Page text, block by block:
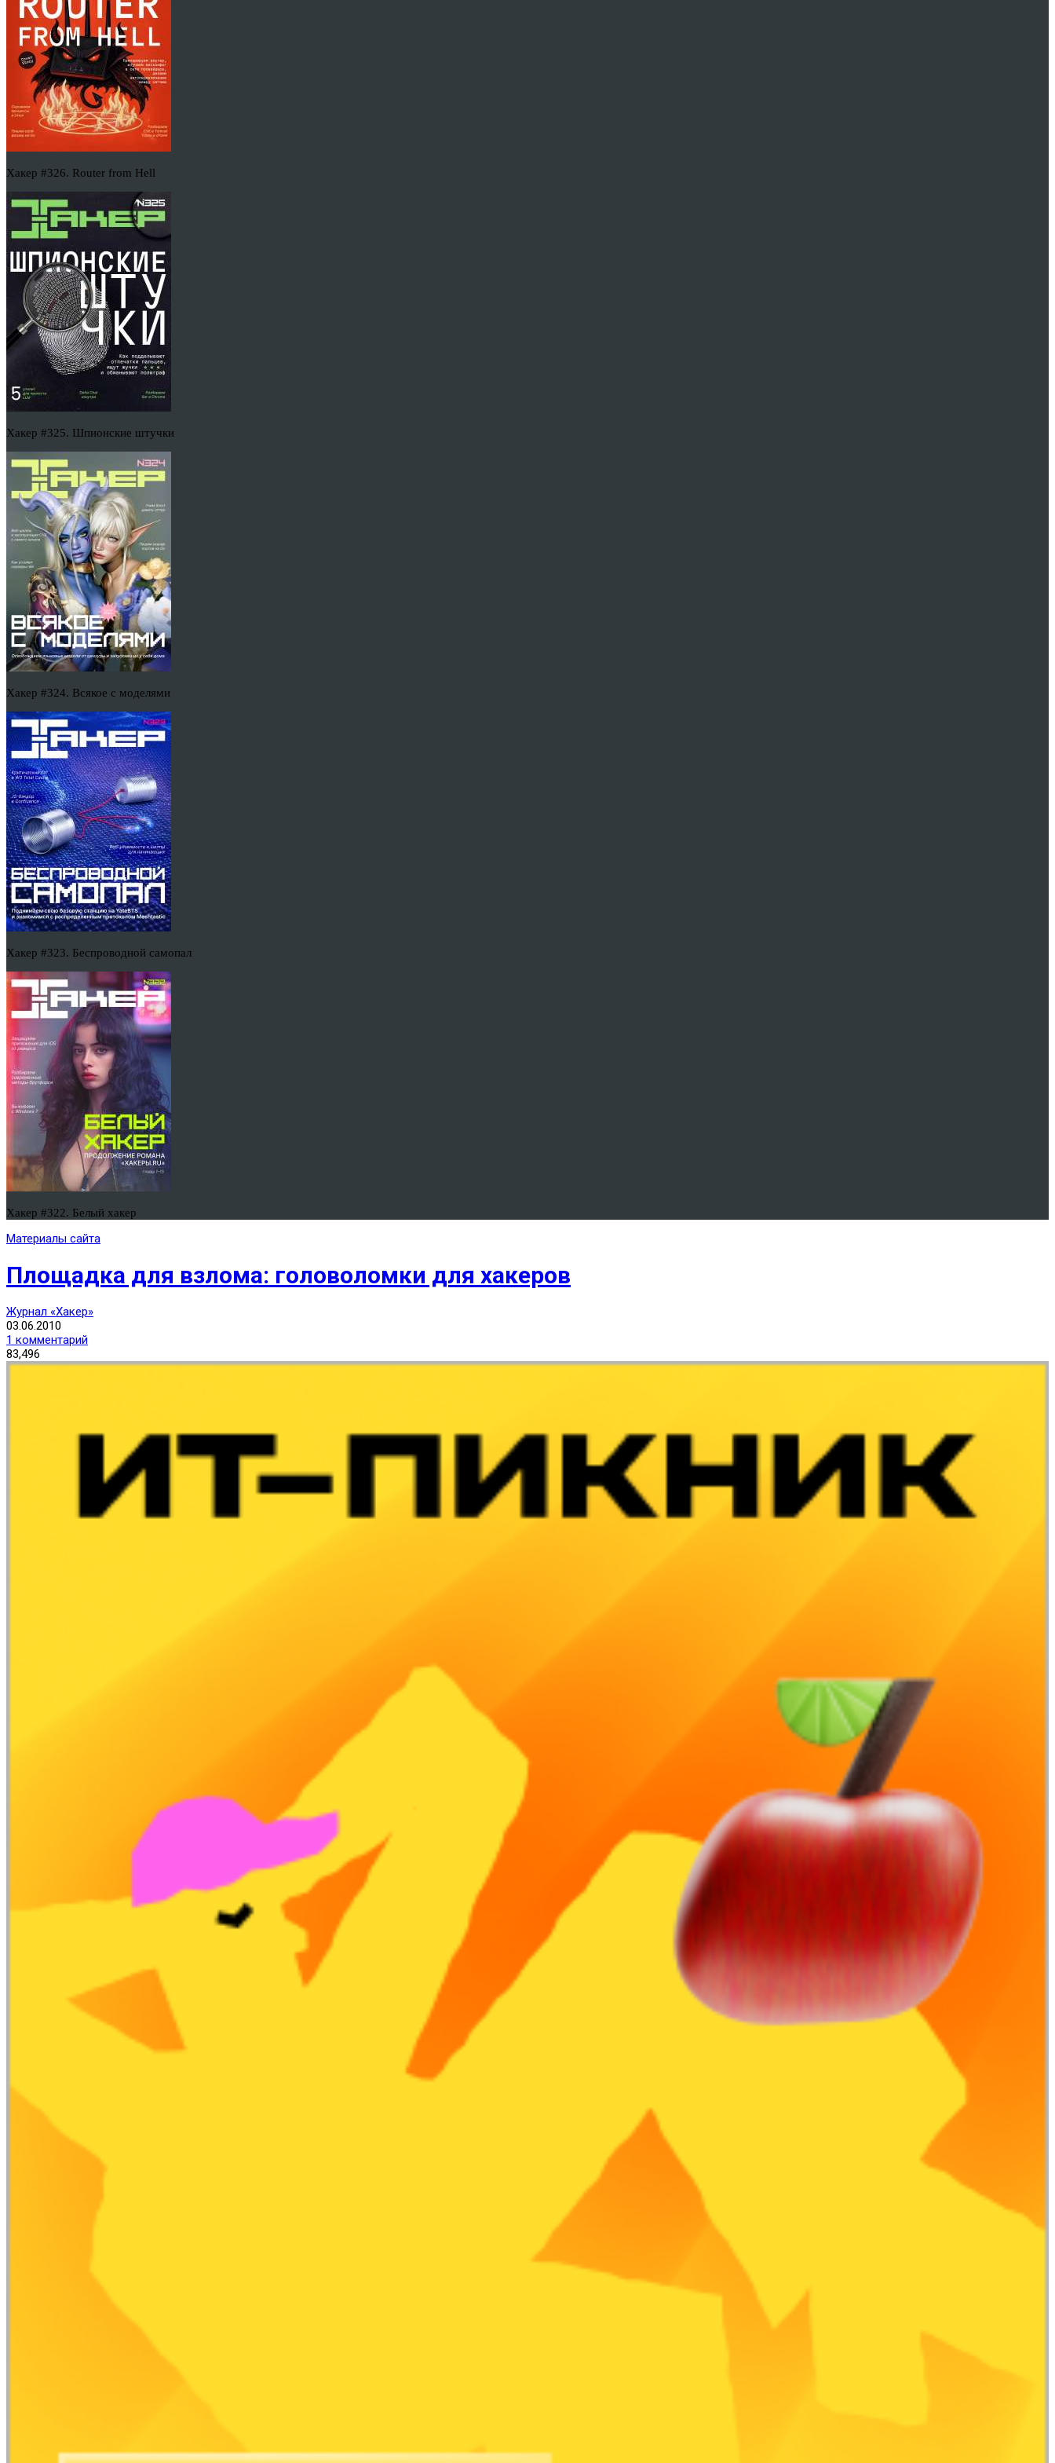
Хакер #326. Router from Hell
Хакер #325. Шпионские штучки
Хакер #324. Всякое с моделями
Хакер #323. Беспроводной самопал
Хакер #322. Белый хакер
Материалы сайта
Площадка для взлома: головоломки для хакеров
Журнал «Хакер»
03.06.2010
1 комментарий
83,496